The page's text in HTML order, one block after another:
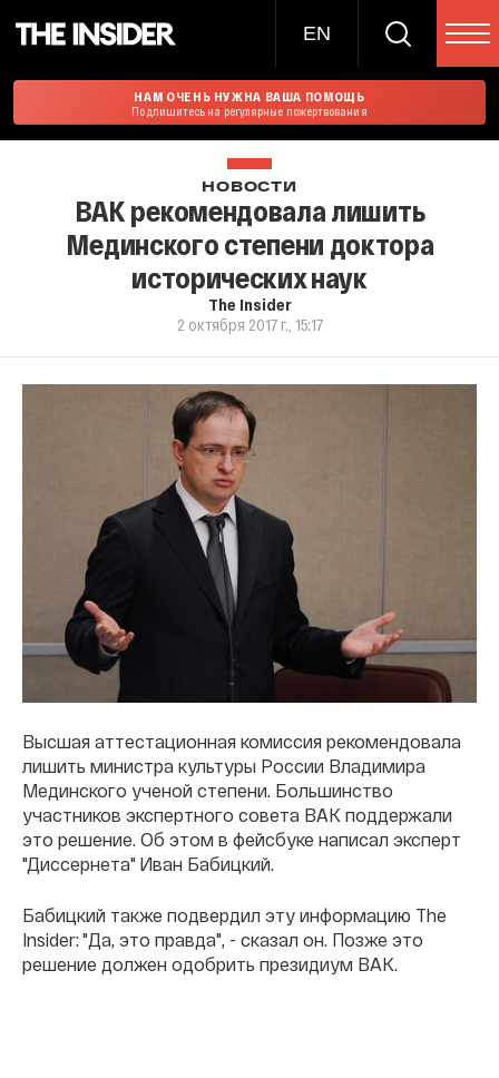
EN
НАМ ОЧЕНЬ НУЖНА ВАША ПОМОЩЬ
Подпишитесь на регулярные пожертвования
НОВОСТИ
ВАК рекомендовала лишить
Мединского степени доктора
исторических наук
The Insider
2 октября 2017 г., 15:17
Высшая аттестационная комиссия рекомендовала
лишить министра культуры России Владимира
Мединского ученой степени. Большинство
участников экспертного совета ВАК поддержали
это решение. Об этом в фейсбуке написал эксперт
"Диссернета" Иван Бабицкий.
Бабицкий также подвердил эту информацию The
Insider: "Да, это правда", - сказал он. Позже это
решение должен одобрить президиум ВАК.